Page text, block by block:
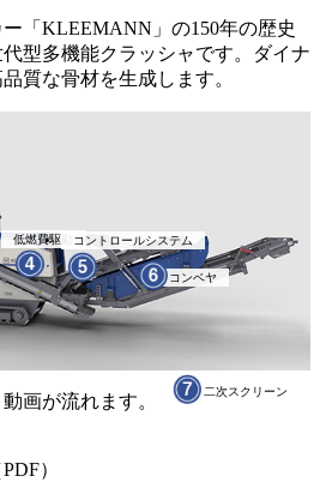
「KLEEMANN」の150年の歴史
型多機能クラッシャです。ダイナ
質な骨材を生成します。
低燃費駆動 コントロールシステム
コンベヤ
二次スクリーン
画が流れます。
）